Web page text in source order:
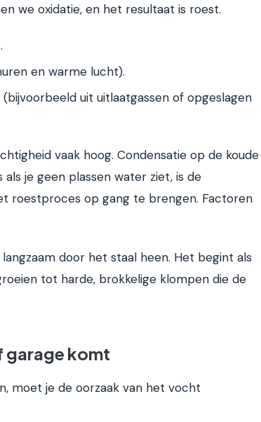
we oxidatie, en het resultaat is roest.
en warme lucht).
uit uitlaatgassen of opgeslagen
vaak hoog. Condensatie op de koude
je geen plassen water ziet, is de
roestproces op gang te brengen. Factoren
door het staal heen. Het begint als
tot harde, brokkelige klompen die de
garage komt
moet je de oorzaak van het vocht